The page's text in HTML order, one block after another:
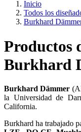
Inicio
Todos los
Burkhard
Productos
Burkhard
Burkhard Dämmer
la Universidad de
California.
Burkhard ha trabajado